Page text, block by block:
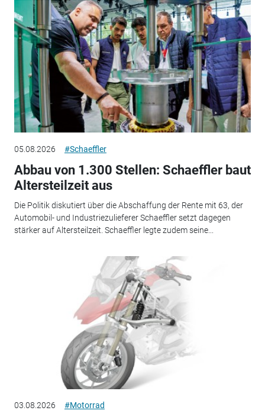
05.08.2026 #Schaeffler
Abbau von 1.300 Stellen: Schaeffler baut
Altersteilzeit aus
Die Politik diskutiert über die Abschaffung der Rente mit 63, der
Automobil- und Industriezulieferer Schaeffler setzt dagegen
stärker auf Altersteilzeit. Schaeffler legte zudem seine...
03.08.2026 #Motorrad